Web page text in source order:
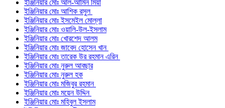
ইঞ্জিনিয়ার মোঃ আল-আমিন মিয়া
ইঞ্জিনিয়ার মোঃ আশিক রসুল
ইঞ্জিনিয়ার মোঃ ইসমেইল মোল্লা
ইঞ্জিনিয়ার মোঃ ওয়ালি-উল-ইসলাম
ইঞ্জিনিয়ার মোঃ খোরশেদ আলম
ইঞ্জিনিয়ার মোঃ জাবেদ হোসেন খান
ইঞ্জিনিয়ার মোঃ তারেক উর রহমান এরিন
ইঞ্জিনিয়ার মোঃ নুরুল আবছার
ইঞ্জিনিয়ার মোঃ নুরুল হক
ইঞ্জিনিয়ার মোঃ মজিবুর রহমান
ইঞ্জিনিয়ার মোঃ ময়েন উদ্দিন
ইঞ্জিনিয়ার মোঃ মহিবুল ইসলাম